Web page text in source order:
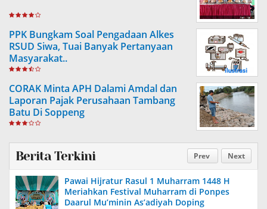
PPK Bungkam Soal Pengadaan Alkes
RSUD Siwa, Tuai Banyak Pertanyaan
Masyarakat..
CORAK Minta APH Dalami Amdal dan
Laporan Pajak Perusahaan Tambang
Batu Di Soppeng
Prev Next
Berita Terkini
Pawai Hijratur Rasul 1 Muharram 1448 H
Meriahkan Festival Muharram di Ponpes
Daarul Mu’minin As’adiyah Doping